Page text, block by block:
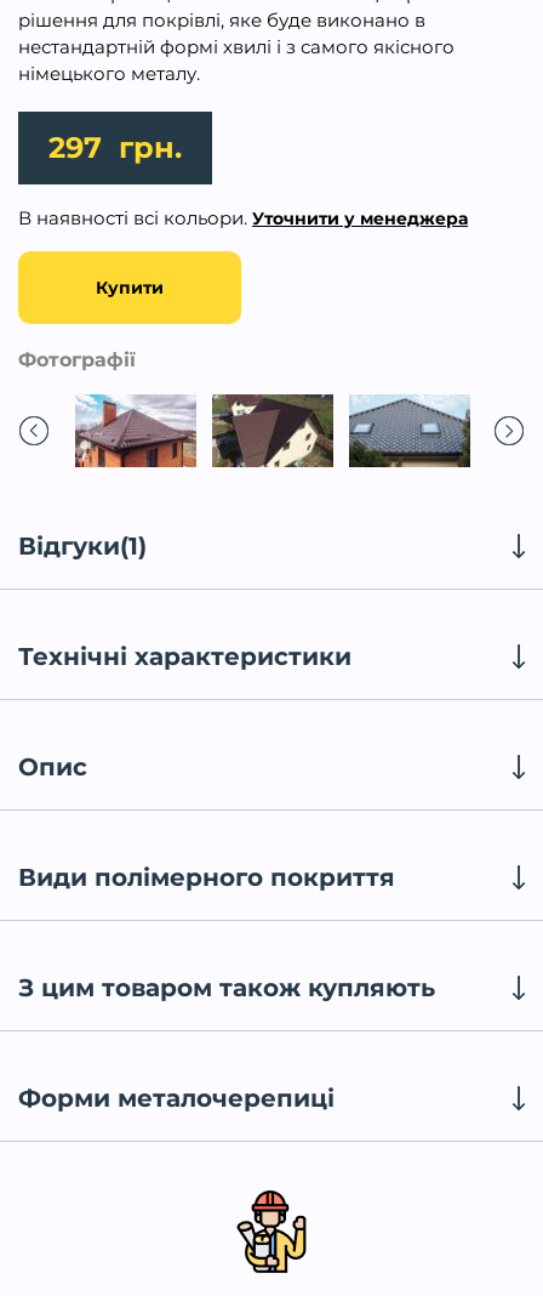
рішення для покрівлі, яке буде виконано в
нестандартній формі хвилі і з самого якісного
німецького металу.
297 грн.
В наявності всі кольори. Уточнити у менеджера
Купити
Фотографії
Відгуки(1)
Технічні характеристики
Опис
Види полімерного покриття
З цим товаром також купляють
Форми металочерепиці